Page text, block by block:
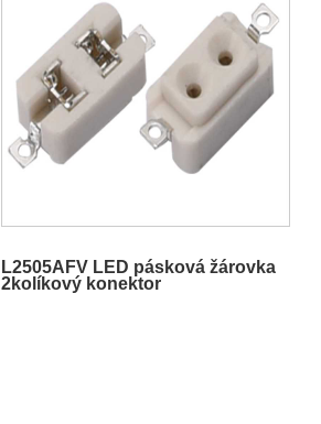
L2505AFV LED pásková žárovka
2kolíkový konektor